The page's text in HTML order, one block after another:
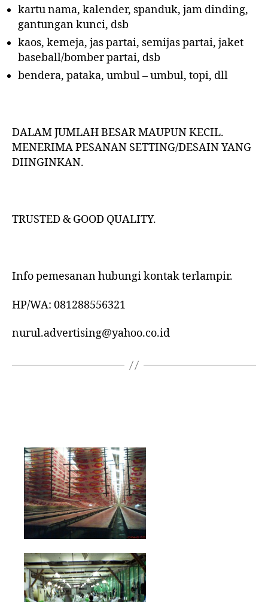
kartu nama, kalender, spanduk, jam dinding,
gantungan kunci, dsb
kaos, kemeja, jas partai, semijas partai, jaket
baseball/bomber partai, dsb
bendera, pataka, umbul – umbul, topi, dll
DALAM JUMLAH BESAR MAUPUN KECIL.
MENERIMA PESANAN SETTING/DESAIN YANG
DIINGINKAN.
TRUSTED & GOOD QUALITY.
Info pemesanan hubungi kontak terlampir.
HP/WA: 081288556321
nurul.advertising@yahoo.co.id